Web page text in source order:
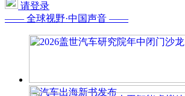
请登录
—— 全球视野·中国声音 ——